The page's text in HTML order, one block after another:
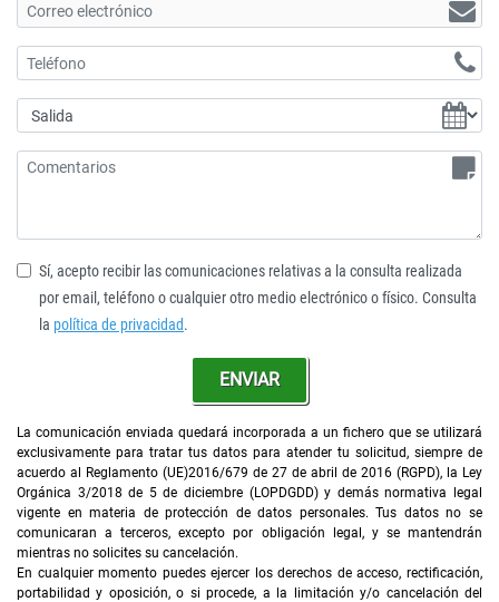
Sí, acepto recibir las comunicaciones relativas a la consulta realizada
por email, teléfono o cualquier otro medio electrónico o físico. Consulta
la política de privacidad.
ENVIAR
La comunicación enviada quedará incorporada a un fichero que se utilizará
exclusivamente para tratar tus datos para atender tu solicitud, siempre de
acuerdo al Reglamento (UE)2016/679 de 27 de abril de 2016 (RGPD), la Ley
Orgánica 3/2018 de 5 de diciembre (LOPDGDD) y demás normativa legal
vigente en materia de protección de datos personales. Tus datos no se
comunicaran a terceros, excepto por obligación legal, y se mantendrán
mientras no solicites su cancelación.
En cualquier momento puedes ejercer los derechos de acceso, rectificación,
portabilidad y oposición, o si procede, a la limitación y/o cancelación del